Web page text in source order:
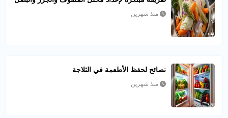
منذ شهرين
نصائح لحفظ الأطعمة في الثلاجة
منذ شهرين